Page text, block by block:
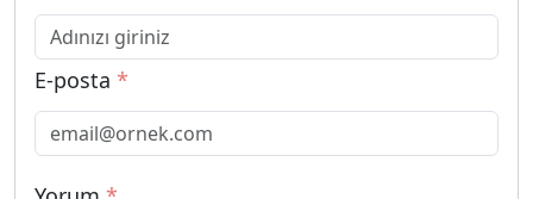
E-posta *